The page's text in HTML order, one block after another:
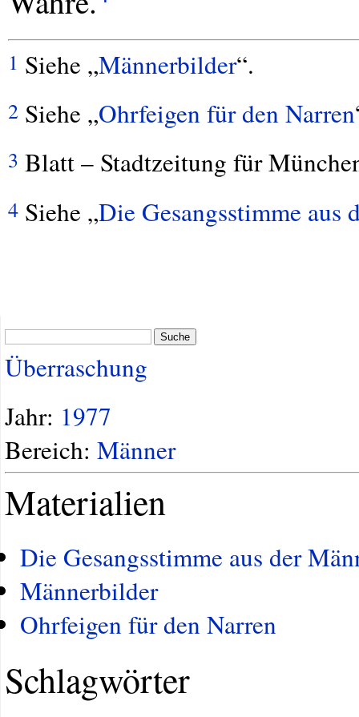
1 Siehe „Männerbilder“.
2 Siehe „Ohrfeigen für den Narren
3 Blatt – Stadtzeitung für
4 Siehe „Die Gesangsstimme aus
Suche
Überraschung
Jahr: 1977
Bereich: Männer
Materialien
Die Gesangsstimme aus der
Männerbilder
Ohrfeigen für den Narren
Schlagwörter